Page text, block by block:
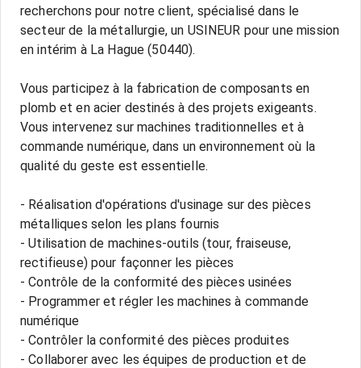
recherchons pour notre client, spécialisé dans le
secteur de la métallurgie, un USINEUR pour une mission
en intérim à La Hague (50440).
Vous participez à la fabrication de composants en
plomb et en acier destinés à des projets exigeants.
Vous intervenez sur machines traditionnelles et à
commande numérique, dans un environnement où la
qualité du geste est essentielle.
- Réalisation d'opérations d'usinage sur des pièces
métalliques selon les plans fournis
- Utilisation de machines-outils (tour, fraiseuse,
rectifieuse) pour façonner les pièces
- Contrôle de la conformité des pièces usinées
- Programmer et régler les machines à commande
numérique
- Contrôler la conformité des pièces produites
- Collaborer avec les équipes de production et de